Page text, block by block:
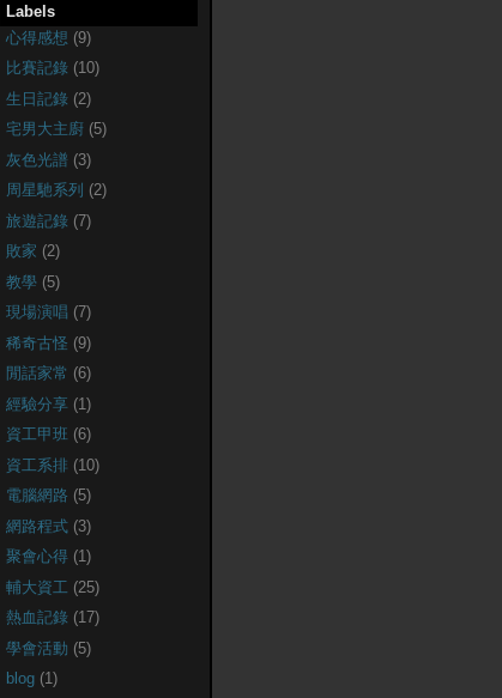
Labels
心得感想 (9)
比賽記錄 (10)
生日記錄 (2)
宅男大主廚 (5)
灰色光譜 (3)
周星馳系列 (2)
旅遊記錄 (7)
敗家 (2)
教學 (5)
現場演唱 (7)
稀奇古怪 (9)
閒話家常 (6)
經驗分享 (1)
資工甲班 (6)
資工系排 (10)
電腦網路 (5)
網路程式 (3)
聚會心得 (1)
輔大資工 (25)
熱血記錄 (17)
學會活動 (5)
blog (1)